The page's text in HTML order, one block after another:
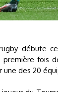
débute
fois
des 20